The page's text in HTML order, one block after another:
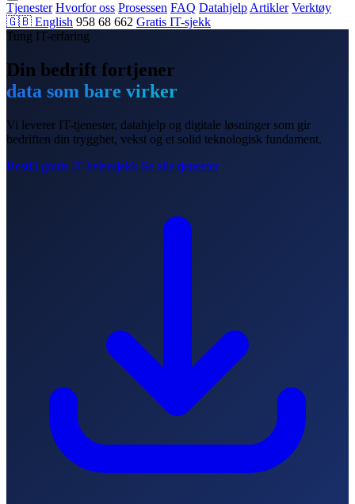
Tjenester Hvorfor oss Prosessen FAQ Datahjelp Artikler Verktøy
🇬🇧 English 958 68 662 Gratis IT-sjekk
Tung IT-erfaring
Din bedrift fortjener
data som bare virker
Vi leverer IT-tjenester, datahjelp og digitale løsninger som gir
bedriften din trygghet, vekst og et solid teknologisk fundament.
Bestill gratis IT-helsesjekk Se alle tjenester